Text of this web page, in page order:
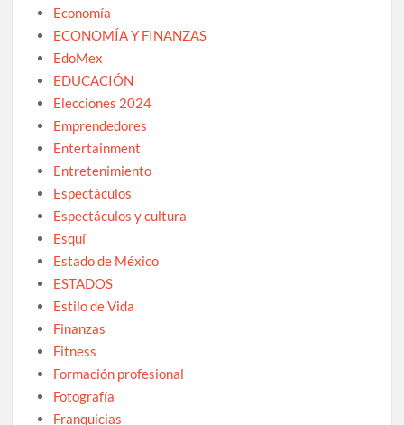
Economía
ECONOMÍA Y FINANZAS
EdoMex
EDUCACIÓN
Elecciones 2024
Emprendedores
Entertainment
Entretenimiento
Espectáculos
Espectáculos y cultura
Esquí
Estado de México
ESTADOS
Estilo de Vida
Finanzas
Fitness
Formación profesional
Fotografía
Franquicias